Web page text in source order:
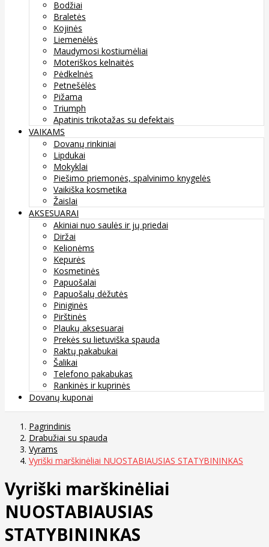
Bodžiai
Braletės
Kojinės
Liemenėlės
Maudymosi kostiumėliai
Moteriškos kelnaitės
Pėdkelnės
Petnešėlės
Pižama
Triumph
Apatinis trikotažas su defektais
VAIKAMS
Dovanų rinkiniai
Lipdukai
Mokyklai
Piešimo priemonės, spalvinimo knygelės
Vaikiška kosmetika
Žaislai
AKSESUARAI
Akiniai nuo saulės ir jų priedai
Diržai
Kelionėms
Kepurės
Kosmetinės
Papuošalai
Papuošalų dėžutės
Piniginės
Pirštinės
Plaukų aksesuarai
Prekės su lietuviška spauda
Raktų pakabukai
Šalikai
Telefono pakabukas
Rankinės ir kuprinės
Dovanų kuponai
Pagrindinis
Drabužiai su spauda
Vyrams
Vyriški marškinėliai NUOSTABIAUSIAS STATYBININKAS
Vyriški marškinėliai
NUOSTABIAUSIAS
STATYBININKAS